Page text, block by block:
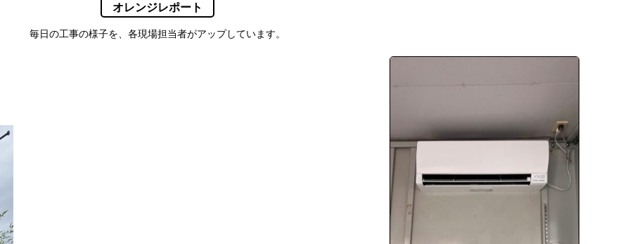
オレンジレポート
毎日の工事の様子を、各現場担当者がアップしています。